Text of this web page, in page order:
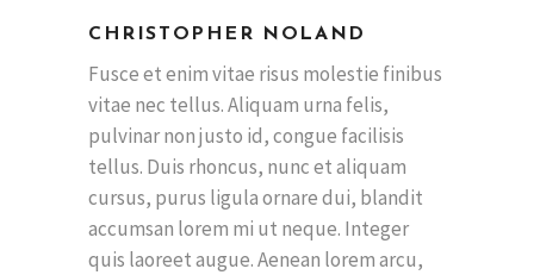
CHRISTOPHER NOLAND
Fusce et enim vitae risus molestie finibus
vitae nec tellus. Aliquam urna felis,
pulvinar non justo id, congue facilisis
tellus. Duis rhoncus, nunc et aliquam
cursus, purus ligula ornare dui, blandit
accumsan lorem mi ut neque. Integer
quis laoreet augue. Aenean lorem arcu,